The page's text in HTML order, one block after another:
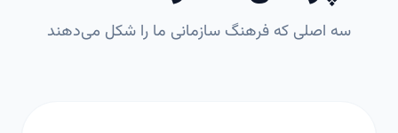
سه اصلی که فرهنگ سازمانی ما را شکل می‌دهند